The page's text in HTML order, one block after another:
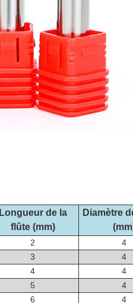
Longueur de la
flûte (mm)
Diamètre
2 4
3 4
4 4
5 4
6 4